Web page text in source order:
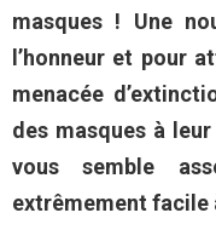
masques ! Une
l’honneur et pour
menacée
des masques à
vous semble
extrêmement facile